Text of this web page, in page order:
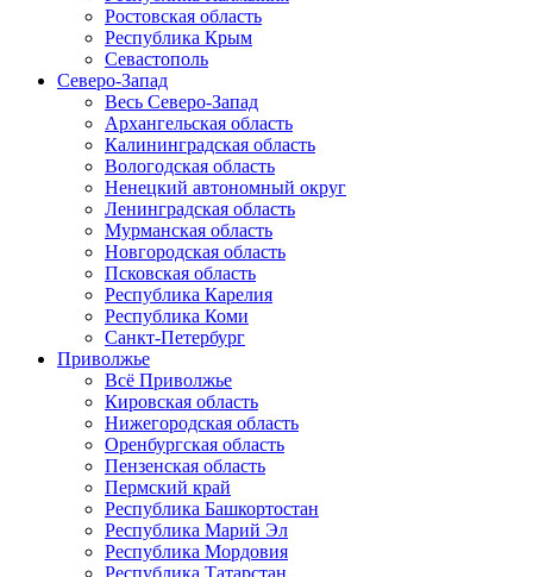
Ростовская область
Республика Крым
Севастополь
Северо-Запад
Весь Северо-Запад
Архангельская область
Калининградская область
Вологодская область
Ненецкий автономный округ
Ленинградская область
Мурманская область
Новгородская область
Псковская область
Республика Карелия
Республика Коми
Санкт-Петербург
Приволжье
Всё Приволжье
Кировская область
Нижегородская область
Оренбургская область
Пензенская область
Пермский край
Республика Башкортостан
Республика Марий Эл
Республика Мордовия
Республика Татарстан